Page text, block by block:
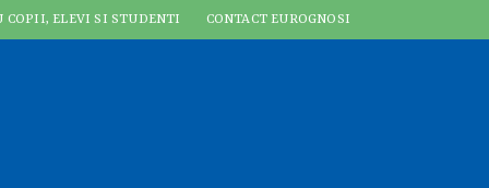
COPII, ELEVI SI STUDENTI CONTACT EUROGNOSI